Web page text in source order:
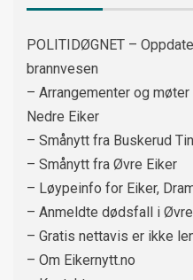
POLITIDØGNET –
brannvesen
– Arrangementer og
Nedre Eiker
– Smånytt fra Buskerud
– Smånytt fra Øvre Eiker
– Løypeinfo for Eiker,
– Anmeldte dødsfall i
– Gratis nettavis er ikke
– Om Eikernytt.no